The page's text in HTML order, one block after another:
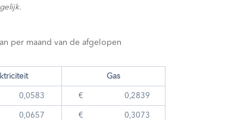
per maand van de afgelopen
Gas
€ 0,2839
€ 0,3073